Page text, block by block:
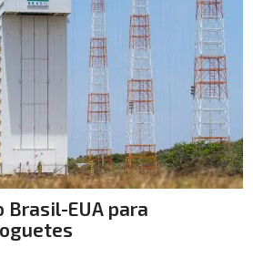
Brasil-EUA para